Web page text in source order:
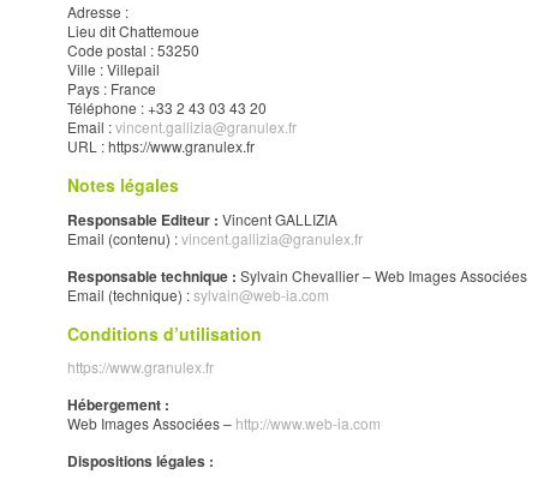
Adresse :
Lieu dit Chattemoue
Code postal : 53250
Ville : Villepail
Pays : France
Téléphone : +33 2 43 03 43 20
Email :vincent.gallizia@granulex.fr
URL : https://www.granulex.fr
Notes légales
Responsable Editeur :Vincent GALLIZIA
Email (contenu) :vincent.gallizia@granulex.fr
Responsable technique : Sylvain Chevallier – Web Images Associées
Email (technique) :sylvain@web-ia.com
Conditions d’utilisation
https://www.granulex.fr
Hébergement :
Web Images Associées – http://www.web-ia.com
Dispositions légales :